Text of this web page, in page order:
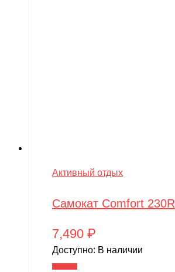
Активный отдых
Самокат Comfort 230R
7,490 ₽
Доступно: В наличии